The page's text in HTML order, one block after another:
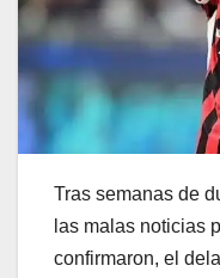
Tras semanas de
las malas noticias
confirmaron, el